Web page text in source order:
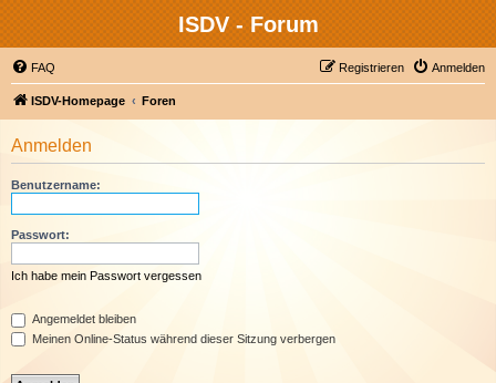
ISDV - Forum
FAQ Anmelden
Registrieren
ISDV-Homepage Foren
Anmelden
Benutzername:
Passwort:
Ich habe mein Passwort vergessen
Angemeldet bleiben
Meinen Online-Status während dieser Sitzung verbergen